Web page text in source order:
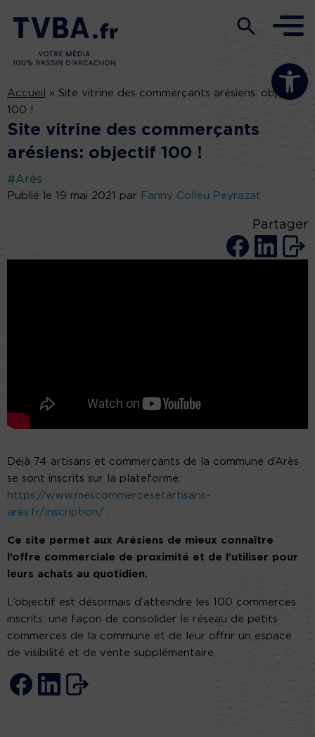
Ouvrir la
Accueil » Site vitrine des commerçants arésiens: objectif
100 !
Site vitrine des commerçants
arésiens: objectif 100 !
#Arès
Publié le 19 mai 2021 par Fanny Colleu Peyrazat
Partager
Déjà 74 artisans et commerçants de la commune d’Arès
se sont inscrits sur la plateforme:
https://www.mescommercesetartisans-
ares.fr/inscription/
Ce site permet aux Arésiens de mieux connaître
l’offre commerciale de proximité et de l’utiliser pour
leurs achats au quotidien.
L’objectif est désormais d’atteindre les 100 commerces
inscrits: une façon de consolider le réseau de petits
commerces de la commune et de leur offrir un espace
de visibilité et de vente supplémentaire.